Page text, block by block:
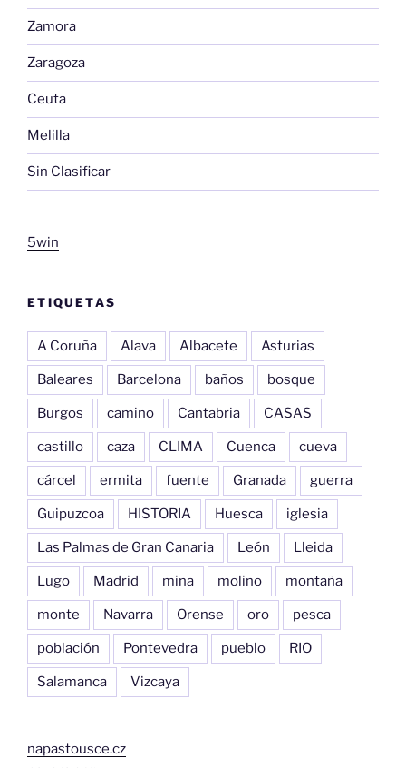
Zamora
Zaragoza
Ceuta
Melilla
Sin Clasificar
5win
ETIQUETAS
A Coruña Alava Albacete Asturias
Baleares Barcelona baños bosque
Burgos camino Cantabria CASAS
castillo caza CLIMA Cuenca cueva
cárcel ermita fuente Granada guerra
Guipuzcoa HISTORIA Huesca iglesia
Las Palmas de Gran Canaria León Lleida
Lugo Madrid mina molino montaña
monte Navarra Orense oro pesca
población Pontevedra pueblo RIO
Salamanca Vizcaya
napastousce.cz